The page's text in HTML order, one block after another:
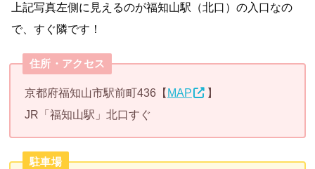
上記写真左側に見えるのが福知山駅（北口）の入口なの
で、すぐ隣です！
住所・アクセス
京都府福知山市駅前町436【MAP
】
JR「福知山駅」北口すぐ
駐車場